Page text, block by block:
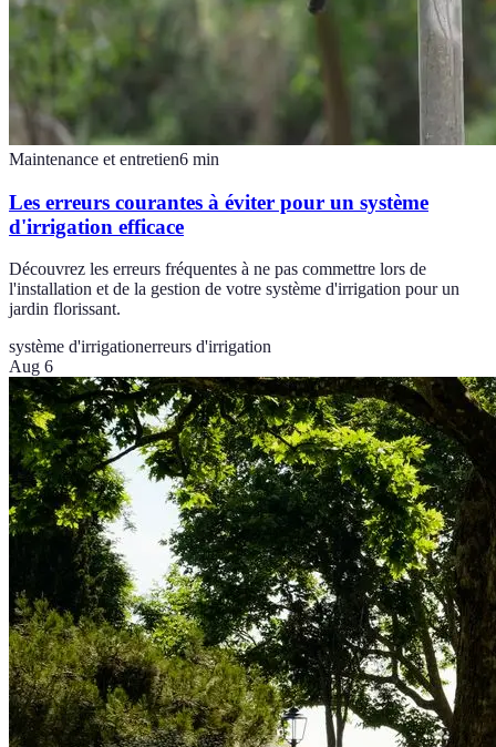
Maintenance et entretien6 min
Les erreurs courantes à éviter pour un système
d'irrigation efficace
Découvrez les erreurs fréquentes à ne pas commettre lors de
l'installation et de la gestion de votre système d'irrigation pour un
jardin florissant.
système d'irrigationerreurs d'irrigation
Aug 6